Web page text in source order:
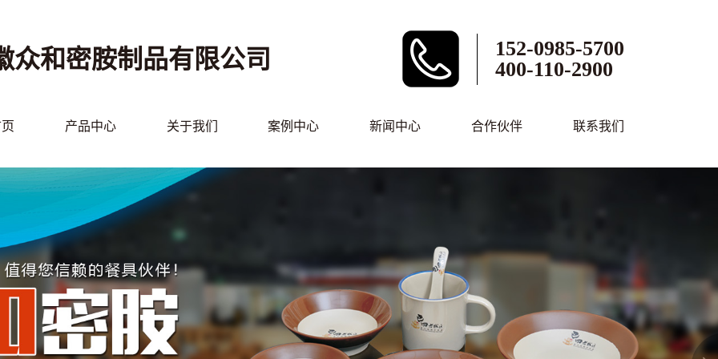
众和密胺制品有限公司
152-0985-5700
400-110-2900
产品中心 关于我们 案例中心 新闻中心 合作伙伴 联系我们